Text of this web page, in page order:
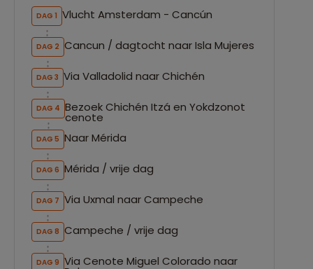
DAG 1 Vlucht Amsterdam - Cancún
DAG 2 Cancun / dagtocht naar Isla Mujeres
DAG 3 Via Valladolid naar Chichén
DAG 4 Bezoek Chichén Itzá en Yokdzonot
cenote
DAG 5 Naar Mérida
DAG 6 Mérida / vrije dag
DAG 7 Via Uxmal naar Campeche
DAG 8 Campeche / vrije dag
DAG 9 Via Cenote Miguel Colorado naar